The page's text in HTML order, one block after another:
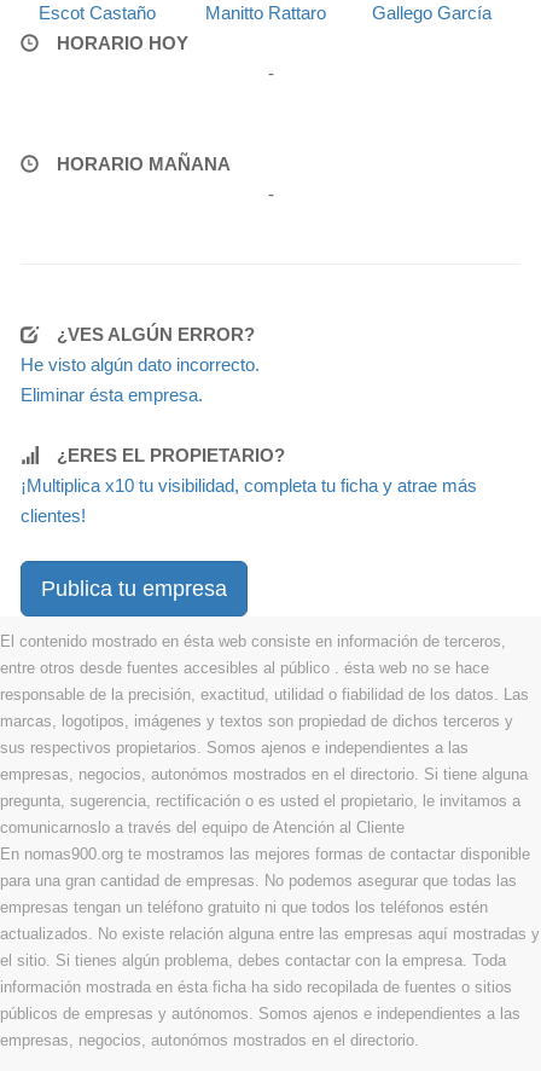
Escot Castaño
Manitto Rattaro
Gallego García
HORARIO HOY
-
HORARIO MAÑANA
-
¿VES ALGÚN ERROR?
He visto algún dato incorrecto.
Eliminar ésta empresa.
¿ERES EL PROPIETARIO?
¡Multiplica x10 tu visibilidad, completa tu ficha y atrae más
clientes!
Publica tu empresa
El contenido mostrado en ésta web consiste en información de terceros,
entre otros desde fuentes accesibles al público . ésta web no se hace
responsable de la precisión, exactitud, utilidad o fiabilidad de los datos. Las
marcas, logotipos, imágenes y textos son propiedad de dichos terceros y
sus respectivos propietarios. Somos ajenos e independientes a las
empresas, negocios, autonómos mostrados en el directorio. Si tiene alguna
pregunta, sugerencia, rectificación o es usted el propietario, le invitamos a
comunicarnoslo a través del equipo de Atención al Cliente
En nomas900.org te mostramos las mejores formas de contactar disponible
para una gran cantidad de empresas. No podemos asegurar que todas las
empresas tengan un teléfono gratuito ni que todos los teléfonos estén
actualizados. No existe relación alguna entre las empresas aquí mostradas y
el sitio. Si tienes algún problema, debes contactar con la empresa. Toda
información mostrada en ésta ficha ha sido recopilada de fuentes o sitios
públicos de empresas y autónomos. Somos ajenos e independientes a las
empresas, negocios, autonómos mostrados en el directorio.